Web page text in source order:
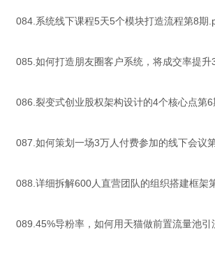
084.系统线下课程5天5个模块打造流程第8期
085.如何打造朋友圈客户系统，将成交率提
086.裂变式创业股权架构设计的4个核心点第
087.如何策划一场3万人付费参加的线下会议
088.详细拆解600人直营团队的组织搭建框架
089.45%导粉率，如何用天猫做前置流量池